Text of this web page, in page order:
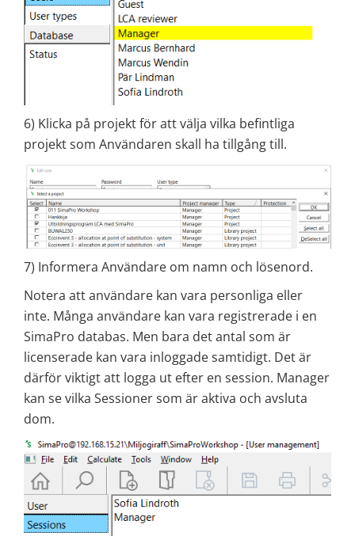
6) Klicka på projekt för att välja vilka befintliga
projekt som Användaren skall ha tillgång till.
7) Informera Användare om namn och lösenord.
Notera att användare kan vara personliga eller
inte. Många användare kan vara registrerade i en
SimaPro databas. Men bara det antal som är
licenserade kan vara inloggade samtidigt. Det är
därför viktigt att logga ut efter en session. Manager
kan se vilka Sessioner som är aktiva och avsluta
dom.